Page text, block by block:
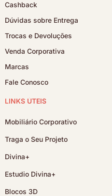
Cashback
Dúvidas sobre Entrega
Trocas e Devoluções
Venda Corporativa
Marcas
Fale Conosco
LINKS ÚTEIS
Mobiliário Corporativo
Traga o Seu Projeto
Divina+
Estudio Divina+
Blocos 3D